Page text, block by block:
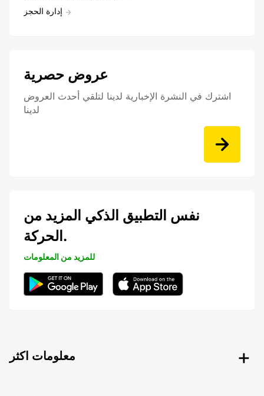
إدارة الحجز
عروض حصرية
اشترك في النشرة الإخبارية لدينا لتلقي أحدث العروض
لدينا
نفس التطبيق الذكي المزيد من
الحركة.
للمزيد من المعلومات
معلومات اكثر